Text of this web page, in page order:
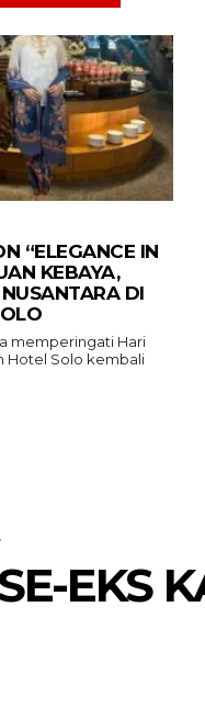
“ELEGANCE IN
KEBAYA,
DI
memperingati Hari
Hotel Solo kembali